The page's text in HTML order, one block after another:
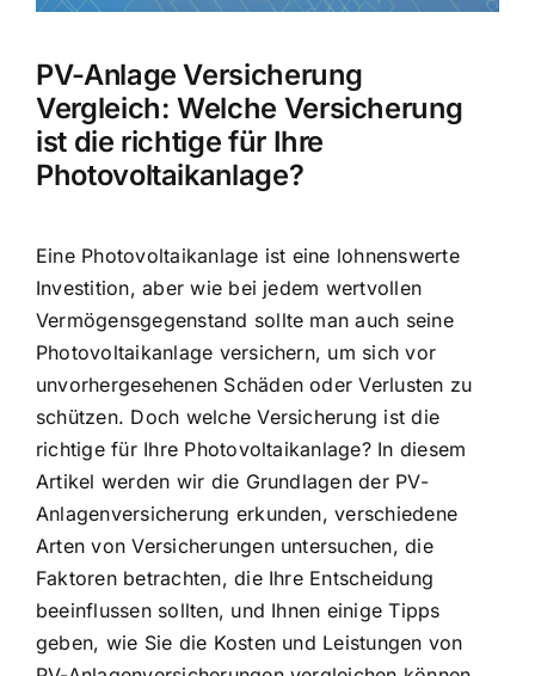
PV-Anlage Versicherung
Vergleich: Welche Versicherung
ist die richtige für Ihre
Photovoltaikanlage?
Eine Photovoltaikanlage ist eine lohnenswerte
Investition, aber wie bei jedem wertvollen
Vermögensgegenstand sollte man auch seine
Photovoltaikanlage versichern, um sich vor
unvorhergesehenen Schäden oder Verlusten zu
schützen. Doch welche Versicherung ist die
richtige für Ihre Photovoltaikanlage? In diesem
Artikel werden wir die Grundlagen der PV-
Anlagenversicherung erkunden, verschiedene
Arten von Versicherungen untersuchen, die
Faktoren betrachten, die Ihre Entscheidung
beeinflussen sollten, und Ihnen einige Tipps
geben, wie Sie die Kosten und Leistungen von